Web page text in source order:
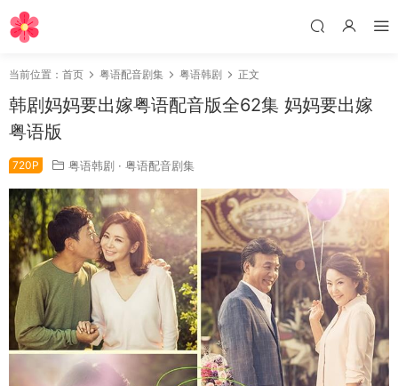
当前位置： 首页 粤语配音剧集 粤语韩剧 正文
韩剧妈妈要出嫁粤语配音版全62集 妈妈要出嫁
粤语版
720P 粤语韩剧 · 粤语配音剧集